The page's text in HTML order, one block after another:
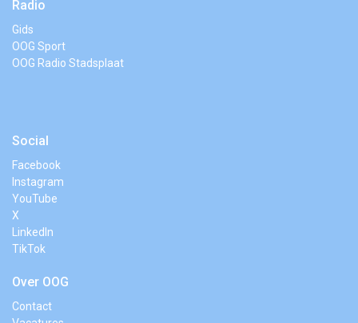
Radio
Gids
OOG Sport
OOG Radio Stadsplaat
Social
Facebook
Instagram
YouTube
X
LinkedIn
TikTok
Over OOG
Contact